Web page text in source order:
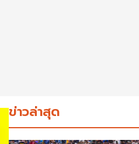
ข่าวล่าสุด